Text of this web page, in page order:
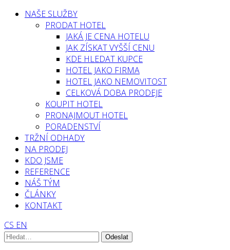
NAŠE SLUŽBY
PRODAT HOTEL
JAKÁ JE CENA HOTELU
JAK ZÍSKAT VYŠŠÍ CENU
KDE HLEDAT KUPCE
HOTEL JAKO FIRMA
HOTEL JAKO NEMOVITOST
CELKOVÁ DOBA PRODEJE
KOUPIT HOTEL
PRONAJMOUT HOTEL
PORADENSTVÍ
TRŽNÍ ODHADY
NA PRODEJ
KDO JSME
REFERENCE
NÁŠ TÝM
ČLÁNKY
KONTAKT
CS EN